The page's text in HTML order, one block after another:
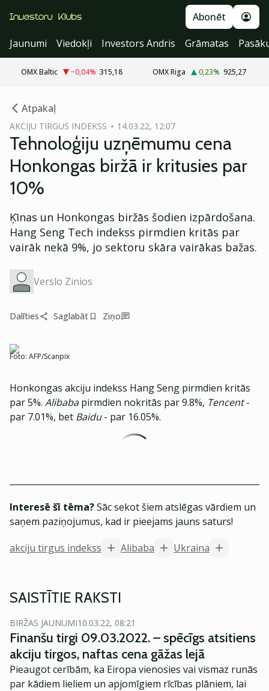
Abonēt
Jaunumi
Viedokļi Investors Andris Grāmatas
OMX Baltic −0,04% 315,18 OMX Riga 0,23% 925,27
Atpakaļ
AKCIJU TIRGUS INDEKSS 14.03.22, 12:07
Tehnoloģiju uzņēmumu cena
Honkongas biržā ir kritusies par
10%
Ķīnas un Honkongas biržās šodien izpārdošana.
Hang Seng Tech indekss pirmdien kritās par
vairāk nekā 9%, jo sektoru skāra vairākas bažas.
Verslo Zinios
Dalīties Saglabāt Ziņo
Foto: AFP/Scanpix
Honkongas akciju indekss Hang Seng pirmdien kritās
par 5%. Alibabapirmdien nokritās par 9.8%, Tencent-
par 7.01%, bet Baidu- par 16.05%.
Interesē šī tēma?Sāc sekot šiem atslēgas vārdiem un
saņem paziņojumus, kad ir pieejams jauns saturs!
akciju tirgus indekss
Alibaba Ukraina
SAISTĪTIE RAKSTI
BIRŽAS JAUNUMI10.03.22, 08:21
Finanšu tirgi 09.03.2022. – spēcīgs atsitiens
akciju tirgos, naftas cena gāžas lejā
Pieaugot cerībām, ka Eiropa vienosies vai vismaz runās
par kādiem lieliem un apjomīgiem rīcības plāniem, lai